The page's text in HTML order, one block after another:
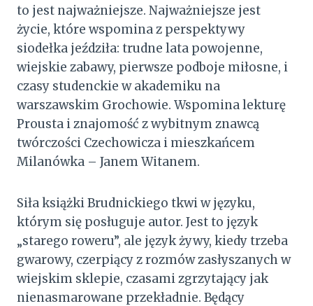
to jest najważniejsze. Najważniejsze jest
życie, które wspomina z perspektywy
siodełka jeździła: trudne lata powojenne,
wiejskie zabawy, pierwsze podboje miłosne, i
czasy studenckie w akademiku na
warszawskim Grochowie. Wspomina lekturę
Prousta i znajomość z wybitnym znawcą
twórczości Czechowicza i mieszkańcem
Milanówka – Janem Witanem.
Siła książki Brudnickiego tkwi w języku,
którym się posługuje autor. Jest to język
„starego roweru”, ale język żywy, kiedy trzeba
gwarowy, czerpiący z rozmów zasłyszanych w
wiejskim sklepie, czasami zgrzytający jak
nienasmarowane przekładnie. Będący